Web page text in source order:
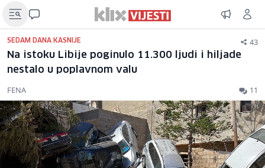
SEDAM DANA KASNIJE 43
Na istoku Libije poginulo 11.300 ljudi i hiljade
nestalo u poplavnom valu
FENA 11